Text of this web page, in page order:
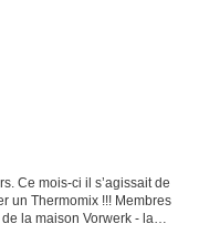
Ce mois-ci il s’agissait de
un Thermomix !!! Membres
la maison Vorwerk - la